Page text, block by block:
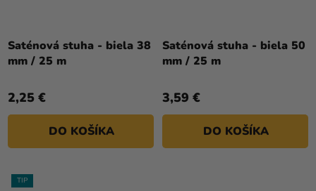
Saténová stuha - biela 38
mm / 25 m
2,25 €
DO KOŠÍKA
Saténová stuha - biela 50
mm / 25 m
hodnotenie
5
hviezdičiek.
3,59 €
DO KOŠÍKA
TIP